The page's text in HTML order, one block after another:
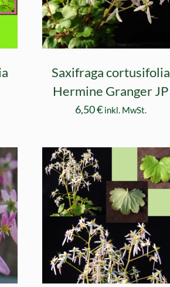
Saxifraga cortusifolia
Hermine Granger JP
6,50€ inkl. MwSt.